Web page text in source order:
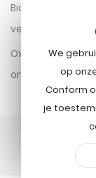
We
op
Conform
je
Biologisch, bio-
vegan?
Oxidatie
ongewenst?